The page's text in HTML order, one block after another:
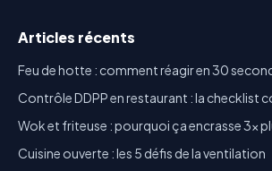
Articles récents
Feu de hotte : comment réagir en 30
Contrôle DDPP en restaurant : la checklist
Wok et friteuse : pourquoi ça encrasse 3x
Cuisine ouverte : les 5 défis de la ventilation